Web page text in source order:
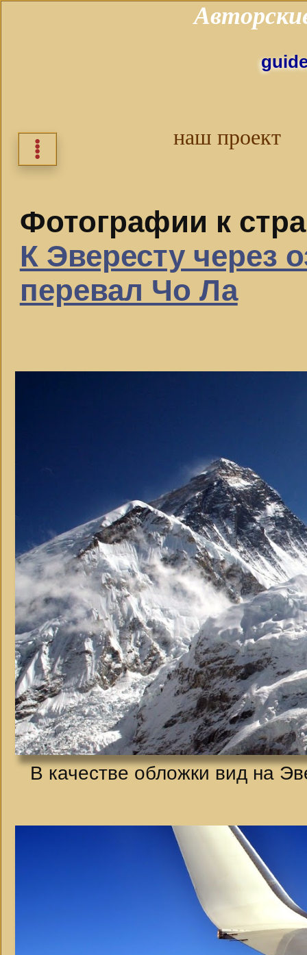
наш проект
Фотографии к
К Эвересту через
перевал Чо Ла
В качестве обложки вид на
⁞